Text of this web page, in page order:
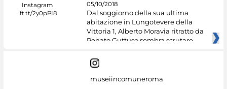
05/10/2018
Dal soggiorno della sua ultima
abitazione in Lungotevere della
Vittoria 1, Alberto Moravia ritratto da
Renato Guttuso sembra scrutare
museiincomuneroma